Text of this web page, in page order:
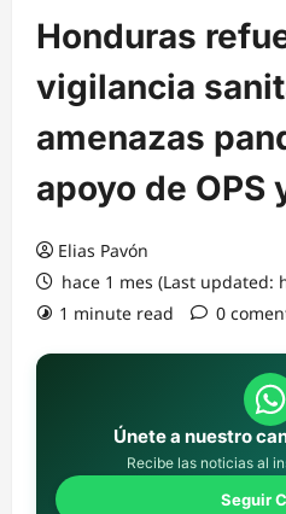
Honduras
vigilancia
amenazas
apoyo de OPS
Elias Pavón
hace 1 mes (Last updated:
1 minute read
0
Únete a nuestro
Recibe las noticias al
Seguir